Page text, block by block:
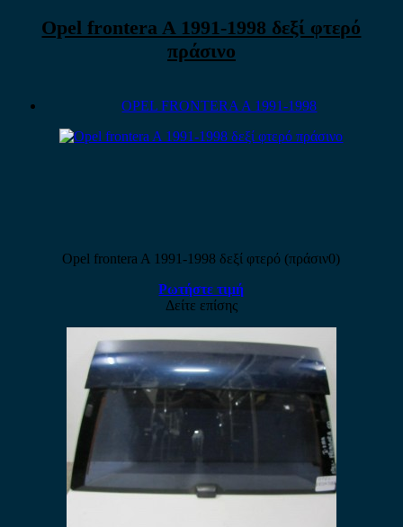
Opel frontera A 1991-1998 δεξί φτερό
πράσινο
OPEL FRONTERA A 1991-1998
Opel frontera A 1991-1998 δεξί φτερό (πράσιν0)
Ρωτήστε τιμή
Δείτε επίσης